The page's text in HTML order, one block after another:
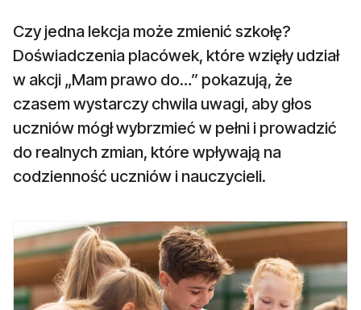
Czy jedna lekcja może zmienić szkołę?
Doświadczenia placówek, które wzięły udział
w akcji „Mam prawo do…” pokazują, że
czasem wystarczy chwila uwagi, aby głos
uczniów mógł wybrzmieć w pełni i prowadzić
do realnych zmian, które wpływają na
codzienność uczniów i nauczycieli.